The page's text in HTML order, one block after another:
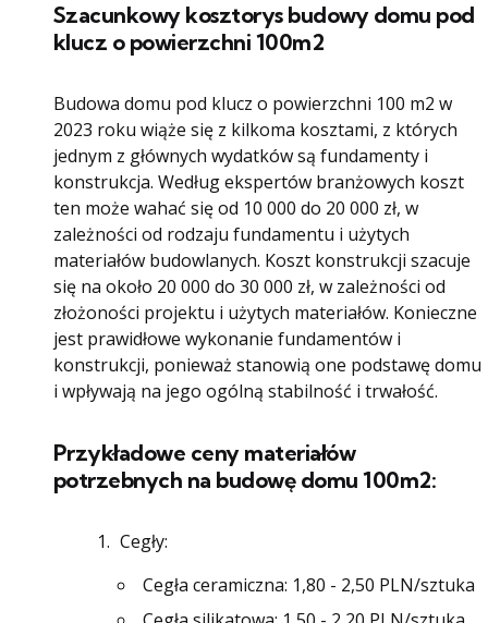
Szacunkowy kosztorys budowy domu pod
klucz o powierzchni 100m2
Budowa domu pod klucz o powierzchni 100 m2 w
2023 roku wiąże się z kilkoma kosztami, z których
jednym z głównych wydatków są fundamenty i
konstrukcja. Według ekspertów branżowych koszt
ten może wahać się od 10 000 do 20 000 zł, w
zależności od rodzaju fundamentu i użytych
materiałów budowlanych. Koszt konstrukcji szacuje
się na około 20 000 do 30 000 zł, w zależności od
złożoności projektu i użytych materiałów. Konieczne
jest prawidłowe wykonanie fundamentów i
konstrukcji, ponieważ stanowią one podstawę domu
i wpływają na jego ogólną stabilność i trwałość.
Przykładowe ceny materiałów
potrzebnych na budowę domu 100m2:
Cegły:
Cegła ceramiczna: 1,80 - 2,50 PLN/sztuka